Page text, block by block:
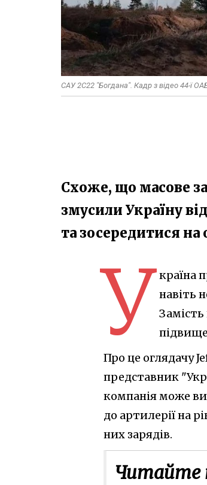
САУ 2С22 "Богдана". Кадр з відео 44-ї
Схоже, що масове
змусили Україну
та зосередитися на
У країна
навіть
Про це оглядачу
представник
компанія може
до артилерії на
них зарядів.
Читайте